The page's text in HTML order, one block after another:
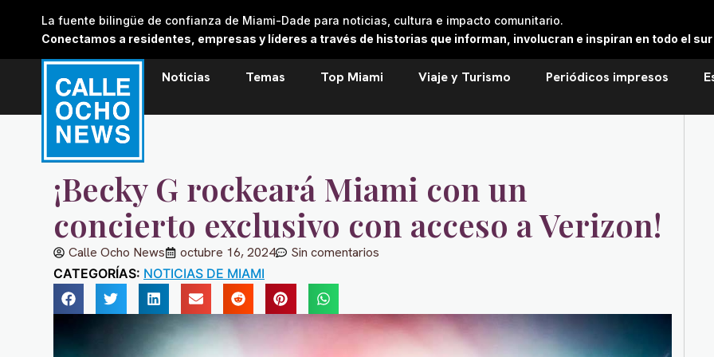
La fuente bilingüe de confianza de Miami-Dade para noticias, cultura e impacto comunitario.
Conectamos a residentes, empresas y líderes a través de historias que informan, involucran e inspiran en todo el sur
Noticias Temas Top Miami Viaje y Turismo Periódicos impresos
¡Becky G rockeará Miami con un
concierto exclusivo con acceso a Verizon!
Calle Ocho News octubre 16, 2024 Sin comentarios
CATEGORÍAS: NOTICIAS DE MIAMI